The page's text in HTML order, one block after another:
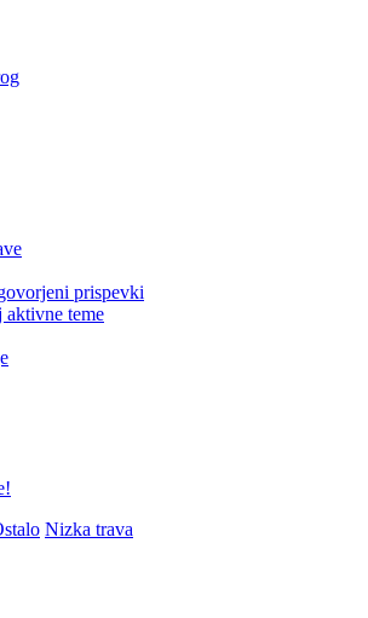
prispevki
aktivne teme
Nizka trava